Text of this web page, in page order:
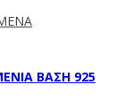
ΒΆΣΗ 925